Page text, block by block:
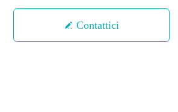
Contattici